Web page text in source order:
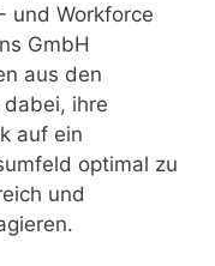
und Workforce
GmbH
aus den
ihre
auf ein
optimal zu
und